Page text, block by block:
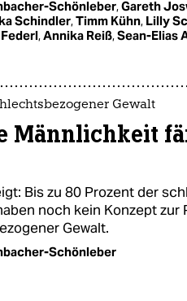
Schönleber,Gareth
Schindler,Timm Kühn, Lilly
,Annika Reiß,Sean-Elias
Gewalt
Männlichkeit
Bis zu 80 Prozent der
noch kein Konzept zur
Gewalt.
Schönleber